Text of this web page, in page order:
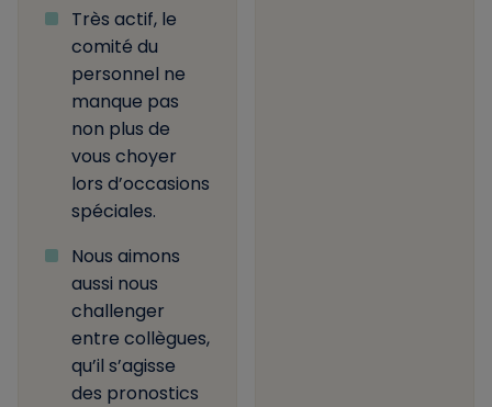
Très actif, le
comité du
personnel ne
manque pas
non plus de
vous choyer
lors d’occasions
spéciales.
Nous aimons
aussi nous
challenger
entre collègues,
qu’il s’agisse
des pronostics